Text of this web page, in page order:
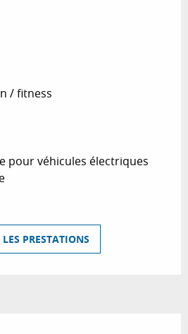
/ fitness
pour véhicules électriques
PRESTATIONS